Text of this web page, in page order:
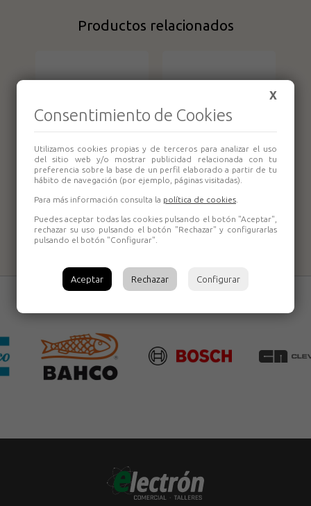
Productos relacionados
Enchufe Rápido
Macho 1/4"
30KAAW13SPX
Aixia
Enchufe Rápido
Macho 1/2"
30KAAW21SPX
Aixia
X
Consentimiento de Cookies
Utilizamos cookies propias y de terceros para analizar el uso
del sitio web y/o mostrar publicidad relacionada con tu
preferencia sobre la base de un perfil elaborado a partir de tu
hábito de navegación (por ejemplo, páginas visitadas).
Para más información consulta la política de cookies
Puedes aceptar todas las cookies pulsando el botón "Aceptar",
rechazar su uso pulsando el botón "Rechazar" y configurarlas
pulsando el botón "Configurar".
Aceptar Rechazar Configurar